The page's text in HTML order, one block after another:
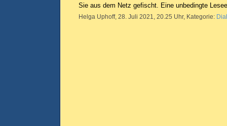
Sie aus dem Netz gefischt. Eine unbedingte
Helga Uphoff, 28. Juli 2021, 20.25 Uhr, Kategorie: